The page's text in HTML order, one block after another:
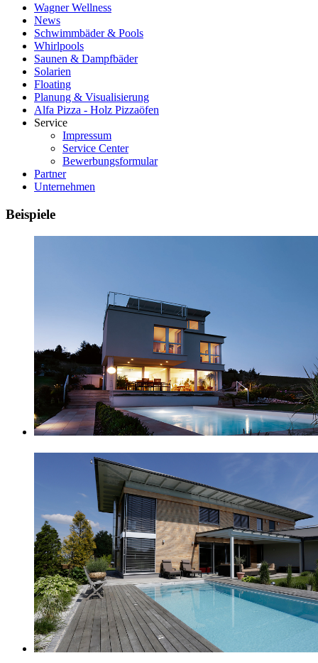
Wagner Wellness
News
Schwimmbäder & Pools
Whirlpools
Saunen & Dampfbäder
Solarien
Floating
Planung & Visualisierung
Alfa Pizza - Holz Pizzaöfen
Service
Impressum
Service Center
Bewerbungsformular
Partner
Unternehmen
Beispiele